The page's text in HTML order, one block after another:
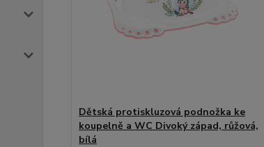
Dětská protiskluzová podnožka ke
koupelně a WC Divoký západ, růžová,
bílá